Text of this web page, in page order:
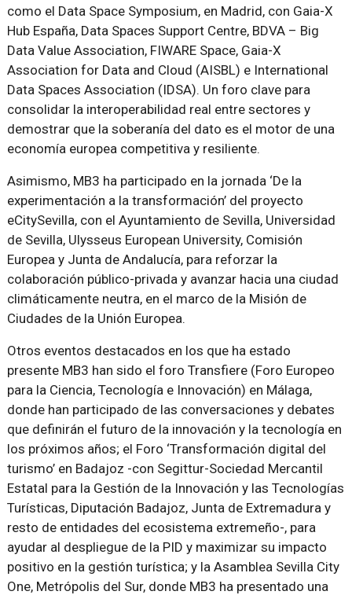
como el Data Space Symposium, en Madrid, con Gaia-X
Hub España, Data Spaces Support Centre, BDVA – Big
Data Value Association, FIWARE Space, Gaia-X
Association for Data and Cloud (AISBL) e International
Data Spaces Association (IDSA). Un foro clave para
consolidar la interoperabilidad real entre sectores y
demostrar que la soberanía del dato es el motor de una
economía europea competitiva y resiliente.
Asimismo, MB3 ha participado en la jornada ‘De la
experimentación a la transformación’ del proyecto
eCitySevilla, con el Ayuntamiento de Sevilla, Universidad
de Sevilla, Ulysseus European University, Comisión
Europea y Junta de Andalucía, para reforzar la
colaboración público-privada y avanzar hacia una ciudad
climáticamente neutra, en el marco de la Misión de
Ciudades de la Unión Europea.
Otros eventos destacados en los que ha estado
presente MB3 han sido el foro Transfiere (Foro Europeo
para la Ciencia, Tecnología e Innovación) en Málaga,
donde han participado de las conversaciones y debates
que definirán el futuro de la innovación y la tecnología en
los próximos años; el Foro ‘Transformación digital del
turismo’ en Badajoz -con Segittur-Sociedad Mercantil
Estatal para la Gestión de la Innovación y las Tecnologías
Turísticas, Diputación Badajoz, Junta de Extremadura y
resto de entidades del ecosistema extremeño-, para
ayudar al despliegue de la PID y maximizar su impacto
positivo en la gestión turística; y la Asamblea Sevilla City
One, Metrópolis del Sur, donde MB3 ha presentado una